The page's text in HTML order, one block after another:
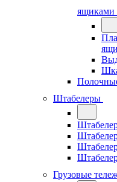
ящиками
Штабелеры
Грузовые